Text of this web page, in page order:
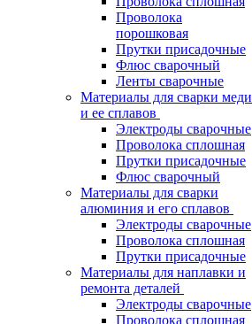
Проволока
порошковая
Прутки присадочные
Флюс сварочный
Ленты сварочные
Материалы для сварки меди
и ее сплавов
Электроды сварочные
Проволока сплошная
Прутки присадочные
Флюс сварочный
Материалы для сварки
алюминия и его сплавов
Электроды сварочные
Проволока сплошная
Прутки присадочные
Материалы для наплавки и
ремонта деталей
Электроды сварочные
Проволока сплошная